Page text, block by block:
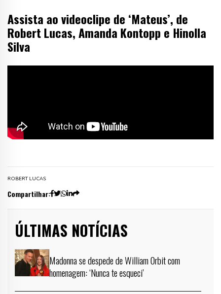
Assista ao videoclipe de ‘Mateus’, de
Robert Lucas,Amanda Kontopp e Hinolla
Silva
ROBERT LUCAS
Compartilhar:
ÚLTIMAS NOTÍCIAS
Madonna se despede de William Orbit com
homenagem: ‘Nunca te esqueci’